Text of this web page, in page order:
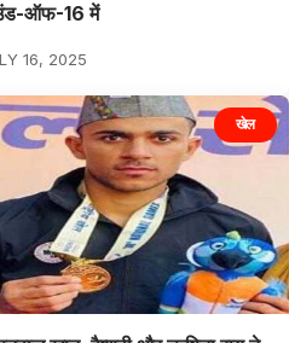
ऑफ-16 में
16, 2025
खेल